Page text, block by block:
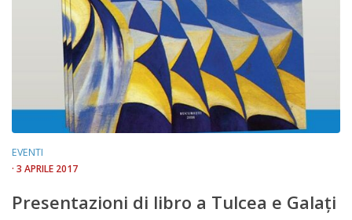
EVENTI
· 3 APRILE 2017
Presentazioni di libro a Tulcea e Galați